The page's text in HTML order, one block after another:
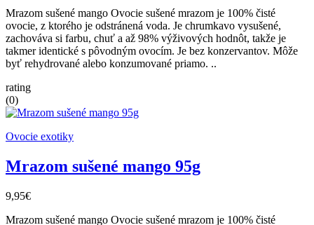
Mrazom sušené mango Ovocie sušené mrazom je 100% čisté
ovocie, z ktorého je odstránená voda. Je chrumkavo vysušené,
zachováva si farbu, chuť a až 98% výživových hodnôt, takže je
takmer identické s pôvodným ovocím. Je bez konzervantov. Môže
byť rehydrované alebo konzumované priamo. ..
rating
(0)
Ovocie exotiky
Mrazom sušené mango 95g
9,95€
Mrazom sušené mango Ovocie sušené mrazom je 100% čisté